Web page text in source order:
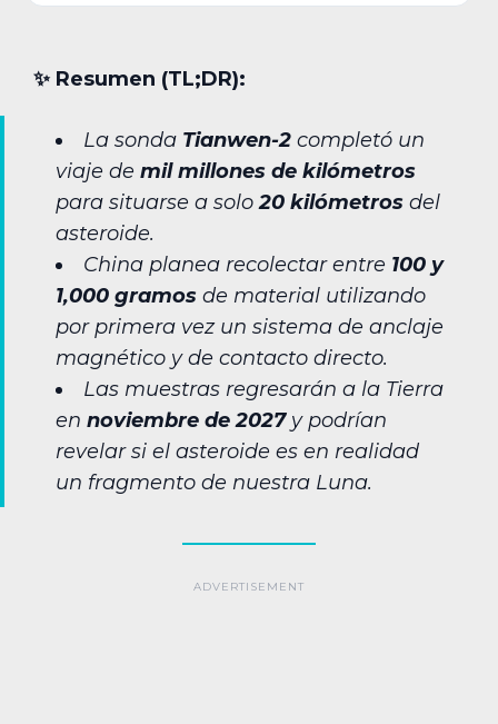
✨︎ Resumen (TL;DR):
La sonda Tianwen-2 completó un
viaje de mil millones de kilómetros
para situarse a solo20 kilómetros del
asteroide.
China planea recolectar entre 100 y
1,000 gramos de material utilizando
por primera vez un sistema de anclaje
magnético y de contacto directo.
Las muestras regresarán a la Tierra
en noviembre de 2027y podrían
revelar si el asteroide es en realidad
un fragmento de nuestra Luna.